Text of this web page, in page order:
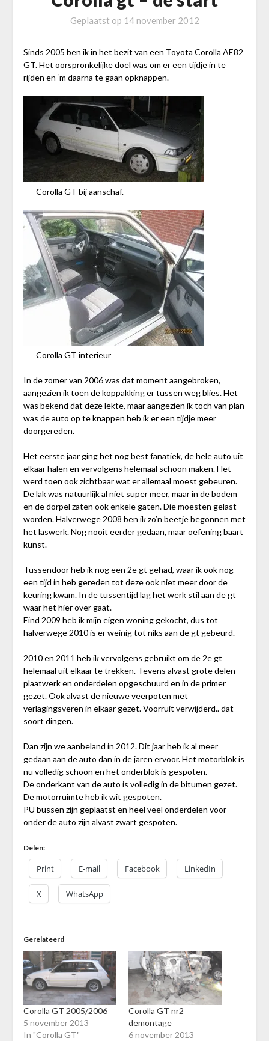
Geplaatst op 14 november 2012
Sinds 2005 ben ik in het bezit van een Toyota Corolla AE82
GT. Het oorspronkelijke doel was om er een tijdje in te
rijden en ‘m daarna te gaan opknappen.
Corolla GT bij aanschaf.
Corolla GT interieur
In de zomer van 2006 was dat moment aangebroken,
aangezien ik toen de koppakking er tussen weg blies. Het
was bekend dat deze lekte, maar aangezien ik toch van plan
was de auto op te knappen heb ik er een tijdje meer
doorgereden.
Het eerste jaar ging het nog best fanatiek, de hele auto uit
elkaar halen en vervolgens helemaal schoon maken. Het
werd toen ook zichtbaar wat er allemaal moest gebeuren.
De lak was natuurlijk al niet super meer, maar in de bodem
en de dorpel zaten ook enkele gaten. Die moesten gelast
worden. Halverwege 2008 ben ik zo’n beetje begonnen met
het laswerk. Nog nooit eerder gedaan, maar oefening baart
kunst.
Tussendoor heb ik nog een 2e gt gehad, waar ik ook nog
een tijd in heb gereden tot deze ook niet meer door de
keuring kwam. In de tussentijd lag het werk stil aan de gt
waar het hier over gaat.
Eind 2009 heb ik mijn eigen woning gekocht, dus tot
halverwege 2010 is er weinig tot niks aan de gt gebeurd.
2010 en 2011 heb ik vervolgens gebruikt om de 2e gt
helemaal uit elkaar te trekken. Tevens alvast grote delen
plaatwerk en onderdelen opgeschuurd en in de primer
gezet. Ook alvast de nieuwe veerpoten met
verlagingsveren in elkaar gezet. Voorruit verwijderd.. dat
soort dingen.
Dan zijn we aanbeland in 2012. Dit jaar heb ik al meer
gedaan aan de auto dan in de jaren ervoor. Het motorblok is
nu volledig schoon en het onderblok is gespoten.
De onderkant van de auto is volledig in de bitumen gezet.
De motorruimte heb ik wit gespoten.
PU bussen zijn geplaatst en heel veel onderdelen voor
onder de auto zijn alvast zwart gespoten.
Delen:
Print E-mail Facebook LinkedIn
X WhatsApp
Gerelateerd
Corolla GT 2005/2006
5 november 2013
In "Corolla GT"
Corolla GT nr2
demontage
6 november 2013